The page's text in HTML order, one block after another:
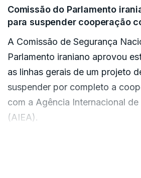
Comissão do Parlamento
para suspender cooperação
A Comissão de Segurança
Parlamento iraniano aprovou
as linhas gerais de um projeto
suspender por completo a
com a Agência Internacional
(AIEA).